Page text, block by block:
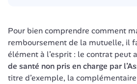
Pour bien comprendre comment
remboursement de la mutuelle, il
élément à l’esprit : le contrat peut
de santé non pris en charge par
titre d’exemple, la